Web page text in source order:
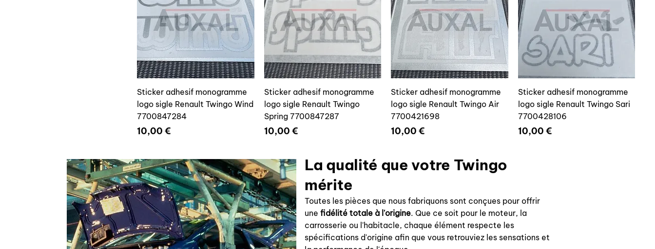
Sticker adhesif monogramme
logo sigle Renault Twingo Wind
7700847284
Prix
10,00 €
Sticker adhesif monogramme
logo sigle Renault Twingo
Spring 7700847287
Prix
10,00 €
Sticker adhesif monogramme
logo sigle Renault Twingo Air
7700421698
Prix
10,00 €
Sticker adhesif monogramme
logo sigle Renault Twingo Sari
7700428106
Prix
10,00 €
La qualité que votre Twingo
mérite
Toutes les pièces que nous fabriquons sont conçues pour offrir
une fidélité totale à l'origine. Que ce soit pour le moteur, la
carrosserie ou l'habitacle, chaque élément respecte les
spécifications d'origine afin que vous retrouviez les sensations et